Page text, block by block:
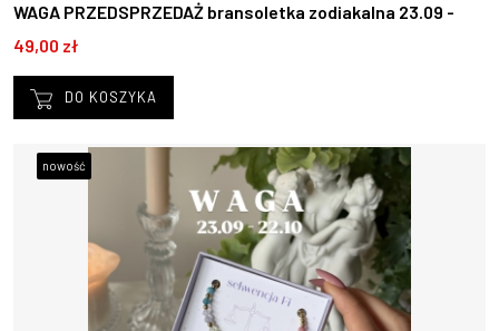
WAGA PRZEDSPRZEDAŻ bransoletka zodiakalna 23.09 -
22.10
49,00 zł
DO KOSZYKA
nowość